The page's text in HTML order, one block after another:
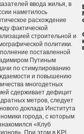
ввода жилья, в
наметилось
расхождение
фактической
строительной и
политики.
поставленной
Путиным
по стимулированию
и повышению
многодетных
сдерживает дефицит
метров, следует
доклада Института
города, с которым
«Клуб
При этом в KPI